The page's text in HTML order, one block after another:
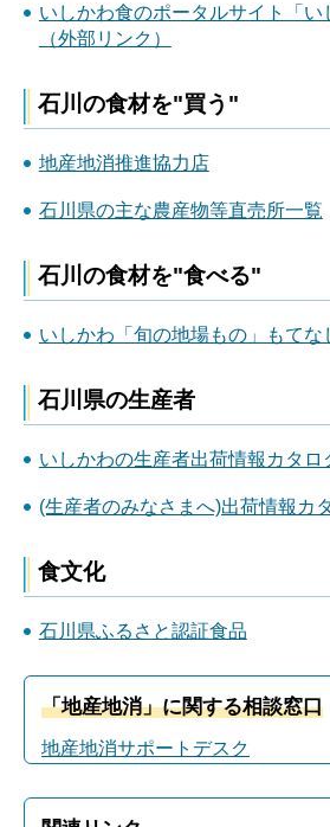
いしかわ食のポータルサイト「い
（外部リンク）
石川の食材を"買う"
地産地消推進協力店
石川県の主な農産物等直売所一覧
石川の食材を"食べる"
いしかわ「旬の地場もの」もてな
石川県の生産者
いしかわの生産者出荷情報カタロ
(生産者のみなさまへ)出荷情報カ
食文化
石川県ふるさと認証食品
「地産地消」に関する相談窓口
地産地消サポートデスク